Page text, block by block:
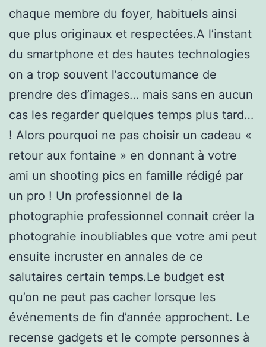
chaque membre du foyer, habituels ainsi
que plus originaux et respectées.A l’instant
du smartphone et des hautes technologies
on a trop souvent l’accoutumance de
prendre des d’images… mais sans en aucun
cas les regarder quelques temps plus tard…
! Alors pourquoi ne pas choisir un cadeau «
retour aux fontaine » en donnant à votre
ami un shooting pics en famille rédigé par
un pro ! Un professionnel de la
photographie professionnel connait créer la
photograhie inoubliables que votre ami peut
ensuite incruster en annales de ce
salutaires certain temps.Le budget est
qu’on ne peut pas cacher lorsque les
événements de fin d’année approchent. Le
recense gadgets et le compte personnes à